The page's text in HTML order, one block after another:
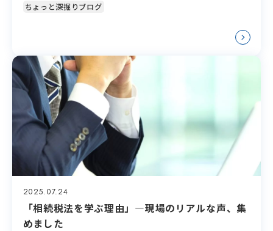
ちょっと深掘りブログ
2025.07.24
「相続税法を学ぶ理由」―現場のリアルな声、集
めました